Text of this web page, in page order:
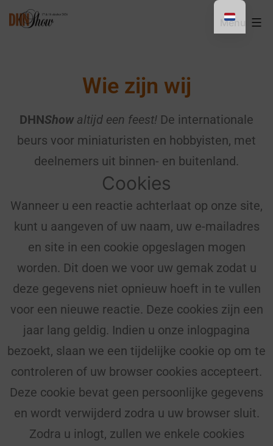
Menu
Wie zijn wij
DHNShow altijd een feest! De internationale
beurs voor miniaturisten en hobbyisten, met
deelnemers uit binnen- en buitenland.
Cookies
Wanneer u een reactie achterlaat op onze site,
kunt u aangeven of uw naam, uw e-mailadres
en site in een cookie opgeslagen mogen
worden. Dit doen we voor uw gemak zodat u
deze gegevens niet opnieuw hoeft in te vullen
voor een nieuwe reactie. Deze cookies zijn een
jaar lang geldig. Indien u onze inlogpagina
bezoekt, slaan we een tijdelijke cookie op om te
controleren of uw browser cookies accepteert.
Deze cookie bevat geen persoonlijke gegevens
en wordt verwijderd zodra u uw browser sluit.
Zodra u inlogt, zullen we enkele cookies